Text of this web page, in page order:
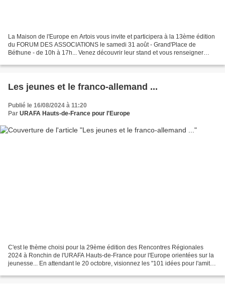
La Maison de l'Europe en Artois vous invite et participera à la 13ème édition
du FORUM DES ASSOCIATIONS le samedi 31 août - Grand'Place de
Béthune - de 10h à 17h... Venez découvrir leur stand et vous renseigner
Les jeunes et le franco-allemand ...
Publié le 16/08/2024 à 11:20
Par URAFA Hauts-de-France pour l'Europe
C'est le thème choisi pour la 29ème édition des Rencontres Régionales
2024 à Ronchin de l'URAFA Hauts-de-France pour l'Europe orientées sur la
jeunesse... En attendant le 20 octobre, visionnez les "101 idées pour l'amitié